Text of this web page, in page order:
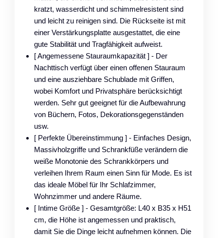
kratzt, wasserdicht und schimmelresistent sind
und leicht zu reinigen sind. Die Rückseite ist mit
einer Verstärkungsplatte ausgestattet, die eine
gute Stabilität und Tragfähigkeit aufweist.
[ Angemessene Stauraumkapazität ] - Der
Nachttisch verfügt über einen offenen Stauraum
und eine ausziehbare Schublade mit Griffen,
wobei Komfort und Privatsphäre berücksichtigt
werden. Sehr gut geeignet für die Aufbewahrung
von Büchern, Fotos, Dekorationsgegenständen
usw.
[ Perfekte Übereinstimmung ] - Einfaches Design,
Massivholzgriffe und Schrankfüße verändern die
weiße Monotonie des Schrankkörpers und
verleihen Ihrem Raum einen Sinn für Mode. Es ist
das ideale Möbel für Ihr Schlafzimmer,
Wohnzimmer und andere Räume.
[ Intime Größe ] - Gesamtgröße: L40 x B35 x H51
cm, die Höhe ist angemessen und praktisch,
damit Sie die Dinge leicht aufnehmen können. Die